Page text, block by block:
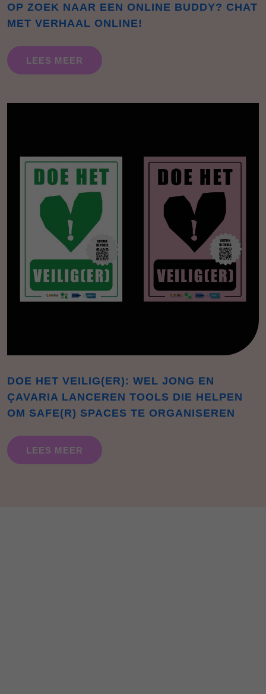
OP ZOEK NAAR EEN ONLINE BUDDY? CHAT
MET VERHAAL ONLINE!
LEES MEER
DOE HET VEILIG(ER): WEL JONG EN
ÇAVARIA LANCEREN TOOLS DIE HELPEN
OM SAFE(R) SPACES TE ORGANISEREN
LEES MEER